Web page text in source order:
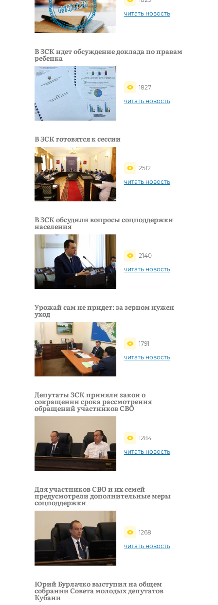
читать новость
В ЗСК идет обсуждение доклада по правам
ребенка
1827
читать новость
В ЗСК готовятся к сессии
2512
читать новость
В ЗСК обсудили вопросы соцподдержки
населения
2140
читать новость
Урожай сам не придет: за зерном нужен
уход
1791
читать новость
Депутаты ЗСК приняли закон о
сокращении срока рассмотрения
обращений участников СВО
1284
читать новость
Для участников СВО и их семей
предусмотрели дополнительные меры
соцподдержки
1268
читать новость
Юрий Бурлачко выступил на общем
собрании Совета молодых депутатов
Кубани